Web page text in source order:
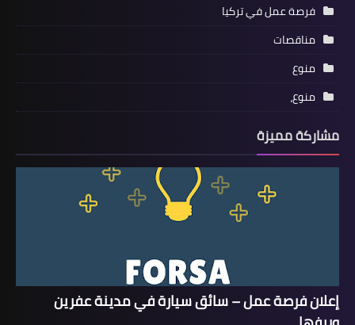
فرصة عمل في تركيا
مناقصات
منوع
منوع،
مشاركة مميزة
إعلان فرصة عمل – سائق سيارة في مدينة عفرين